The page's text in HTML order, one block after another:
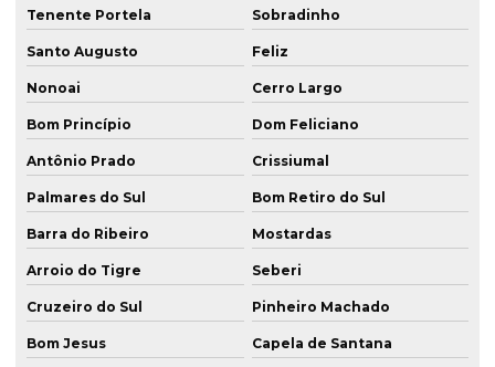
Perfuração estacas
Perfuração de fundação
Perfuratriz de estaca raiz
Projeto de fundação
Serviço de estaca raiz rs
Serviço de estaca raiz sc
Solo grampeado execução
Solução em parede diafragma rs
Tenente Portela Sobradinho
Santo Augusto Feliz
Nonoai Cerro Largo
Bom Princípio Dom Feliciano
Antônio Prado Crissiumal
Palmares do Sul Bom Retiro do Sul
Barra do Ribeiro Mostardas
Arroio do Tigre Seberi
Cruzeiro do Sul Pinheiro Machado
Bom Jesus Capela de Santana